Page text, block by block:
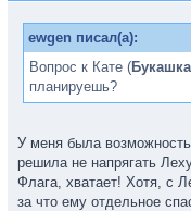
ewgen писал(а):
Вопрос к Кате (Букашка
планируешь?
У меня была
решила не напрягать
Флага, хватает! Хотя, с
за что ему отдельное